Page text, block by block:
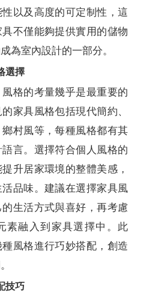
以及高度的可定制性，這
不僅能夠提供實用的儲物
為室內設計的一部分。
選擇
格的考量幾乎是最重要的
家具風格包括現代簡約、
村風等，每種風格都有其
言。選擇符合個人風格的
升居家環境的整體美感，
品味。建議在選擇家具風
生活方式與喜好，再考慮
素融入到家具選擇中。此
風格進行巧妙搭配，創造
技巧